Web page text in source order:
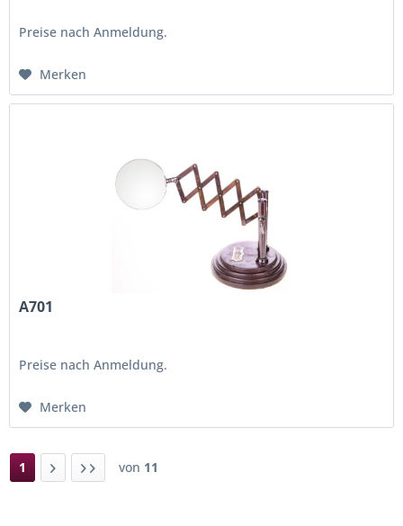
Preise nach Anmeldung.
Merken
A701
Preise nach Anmeldung.
Merken
1 von 11